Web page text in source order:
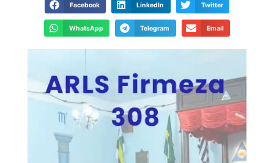
Facebook LinkedIn Twitter
WhatsApp Telegram Email